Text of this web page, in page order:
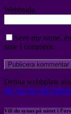
Webbsida
Save my name,
time I comment.
Denna webbplats
dig om hur din
Vill du synas på nätet i